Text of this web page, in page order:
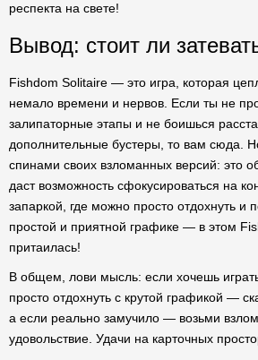
респекта на свете!
Вывод: стоит ли
Fishdom Solitaire — это игра, которая
немало времени и нервов. Если ты не
залипаторные этапы и не боишься
дополнительные бустеры, то вам сюда.
спинами своих взломанных версий: это
даст возможность сфокусироваться на
запаркой, где можно просто отдохнуть и
простой и приятной графике — в этом
притаилась!
В общем, лови мысль: если хочешь
просто отдохнуть с крутой графикой —
а если реально замучило — возьми
удовольствие. Удачи на карточных